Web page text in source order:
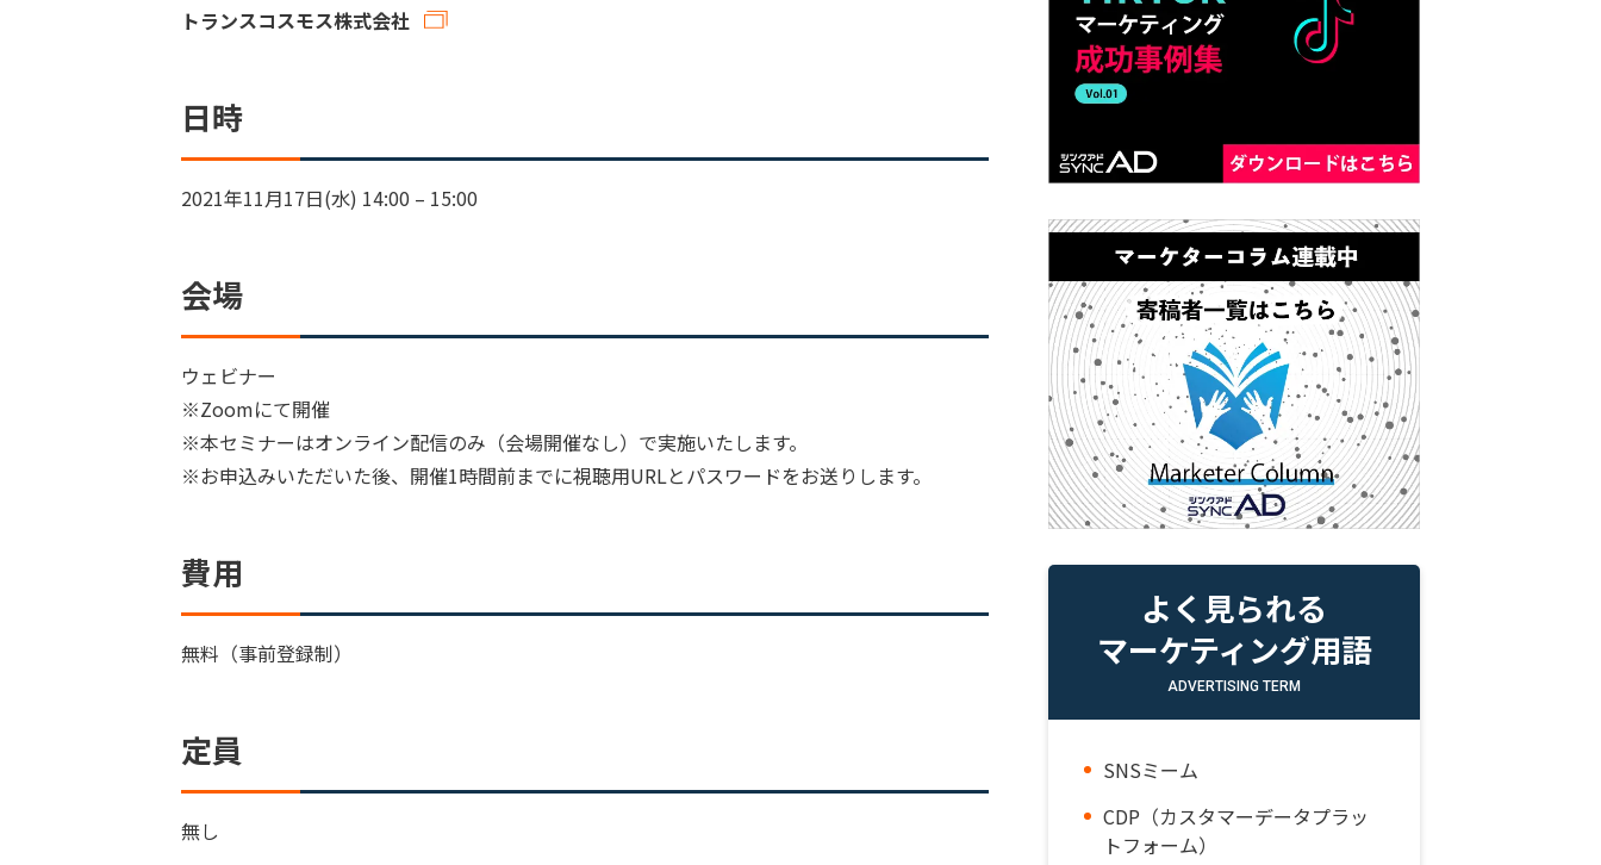
トランスコスモス株式会社
日時
2021年11月17日(水) 14:00 – 15:00
会場
ウェビナー
※Zoomにて開催
※本セミナーはオンライン配信のみ（会場開催なし）で実施いたします。
※お申込みいただいた後、開催1時間前までに視聴用URLとパスワードをお送りします。
費用
無料（事前登録制）
定員
無し
よく見られる
マーケティング用語
ADVERTISING TERM
SNSミーム
CDP（カスタマーデータプラッ
トフォーム）